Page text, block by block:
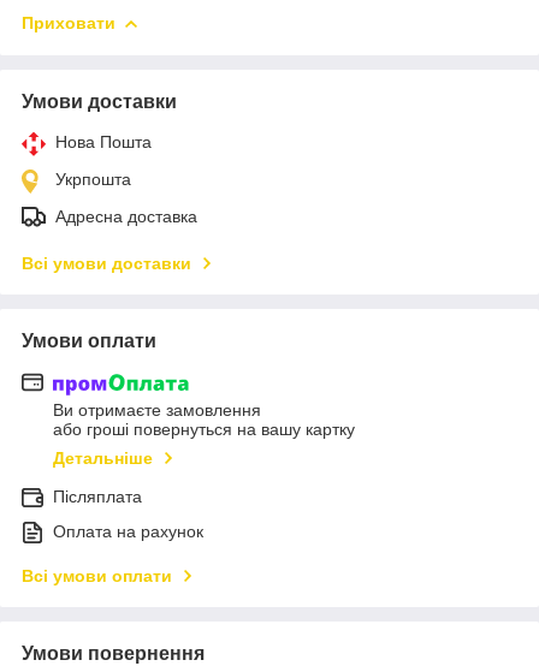
Приховати
Умови доставки
Нова Пошта
Укрпошта
Адресна доставка
Всі умови доставки
Умови оплати
Ви отримаєте замовлення
або гроші повернуться на вашу картку
Детальніше
Післяплата
Оплата на рахунок
Всі умови оплати
Умови повернення